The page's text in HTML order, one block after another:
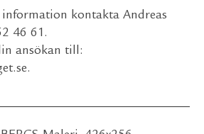
kontakta Andreas
46 61.
ansökan till:
.